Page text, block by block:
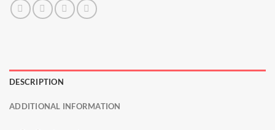
DESCRIPTION
ADDITIONAL INFORMATION